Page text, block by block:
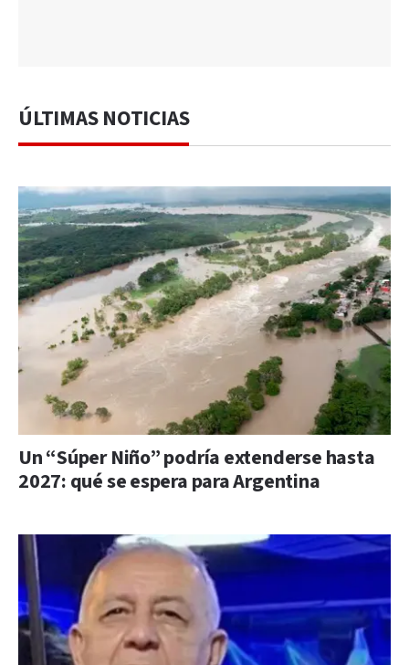
ÚLTIMAS NOTICIAS
Un “Súper Niño” podría extenderse hasta
2027: qué se espera para Argentina